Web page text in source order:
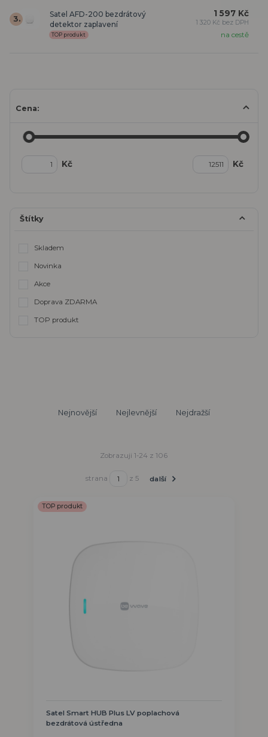
3.
Satel AFD-200 bezdrátový
detektor zaplavení
na cestě
TOP produkt
1 597 Kč
1 320 Kč bez DPH
Cena:
Kč Kč
Štítky
Skladem
Novinka
Akce
Doprava ZDARMA
TOP produkt
Nejnovější Nejlevnější Nejdražší
Zobrazuji 1-24 z 106
strana z 5 další
TOP produkt
Satel Smart HUB Plus LV poplachová
bezdrátová ústředna